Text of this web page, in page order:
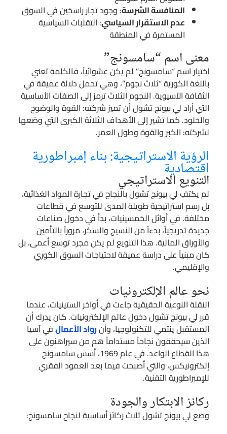
المنافسة الشرسة: وجود تجار راسخين في السوق
عدم الاستقرار السياسي: التقلبات السياسية
المستمرة في المنطقة
معنى اسم “سامسونج”
اختيار اسم “سامسونج” لم يكن عشوائياً، فالكلمة تعني
باللغة الكورية “ثلاث نجوم”، وهي تحمل دلالة عميقة في
الثقافة الآسيوية. النجوم الثلاث ترمز إلى الصفات الأساسية
التي أراد لي بيونج تشول أن تميز شركته: القوة والوضوح
والخلود. كما تشير إلى الأهداف الثلاثة الكبرى التي وضعها
لشركته: الكبر والقوة وطول العمر.
الرؤية الاستراتيجية: بناء إمبراطورية
اقتصادية
التنويع الاستراتيجي
لم يكتفِ لي بيونج تشول بالنجاح في تجارة المواد الغذائية،
بل رسم استراتيجية طويلة المدى للتوسع في قطاعات
مختلفة. في أوائل الخمسينيات، بدأ في دخول صناعات
جديدة تدريجياً، بدءاً من النسيج والسكر، مروراً بالتأمين
والأوراق المالية. هذا التنويع لم يكن مجرد توسع أعمى، بل
كان مبنياً على دراسة عميقة لاحتياجات السوق الكوري
والإقليمي.
نحو عالم الإلكترونيات
النقلة النوعية الحقيقية جاءت في أواخر الستينيات، عندما
قرر لي بيونج تشول دخول عالم الإلكترونيات. كان يدرك أن
المستقبل ينتمي للتكنولوجيا، وأنرواد الأعمالفي آسيا
الذين سيحققون نجاحاً مستداماً هم من سيراهنون على
هذا القطاع الواعد. في عام 1969، أسس سامسونج
إلكترونيكس، والتي أصبحت فيما بعد العمود الفقري
للإمبراطورية التقنية.
ركائز الابتكار والجودة
وضع لي بيونج تشول ثلاث ركائز أساسية لنجاح سامسونج: